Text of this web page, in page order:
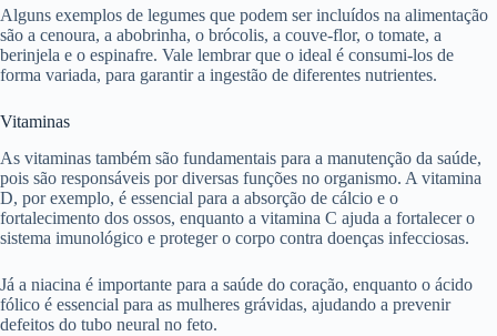
Alguns exemplos de legumes que podem ser incluídos na alimentação
são a cenoura, a abobrinha, o brócolis, a couve-flor, o tomate, a
berinjela e o espinafre. Vale lembrar que o ideal é consumi-los de
forma variada, para garantir a ingestão de diferentes nutrientes.
Vitaminas
As vitaminas também são fundamentais para a manutenção da saúde,
pois são responsáveis por diversas funções no organismo. A vitamina
D, por exemplo, é essencial para a absorção de cálcio e o
fortalecimento dos ossos, enquanto a vitamina C ajuda a fortalecer o
sistema imunológico e proteger o corpo contra doenças infecciosas.
Já a niacina é importante para a saúde do coração, enquanto o ácido
fólico é essencial para as mulheres grávidas, ajudando a prevenir
defeitos do tubo neural no feto.